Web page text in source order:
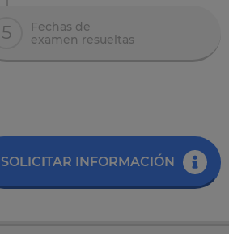
5
Fechas de
examen resueltas
SOLICITAR INFORMACIÓN